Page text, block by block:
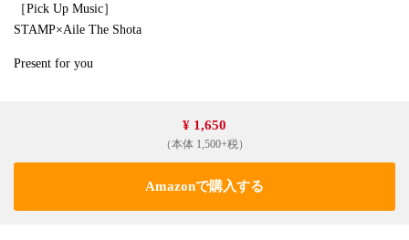
［Pick Up Music］
STAMP×Aile The Shota
Present for you
¥ 1,650
（本体 1,500+税）
Amazonで購入する